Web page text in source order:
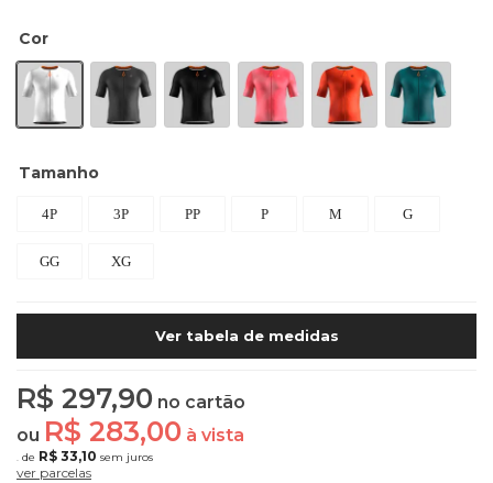
Cor
Tamanho
4P 3P PP P M G
GG XG
Ver tabela de medidas
R$ 297,90 no cartão
ou R$ 283,00 à vista
de R$ 33,10 sem juros
ver parcelas